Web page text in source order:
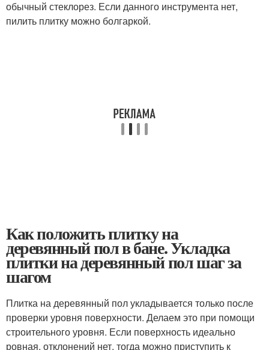
обычный стеклорез. Если данного инструмента нет,
пилить плитку можно болгаркой.
Как положить плитку на
деревянный пол в бане. Укладка
плитки на деревянный пол шаг за
шагом
Плитка на деревянный пол укладывается только после
проверки уровня поверхности. Делаем это при помощи
строительного уровня. Если поверхность идеально
ровная, отклонений нет, тогда можно приступить к